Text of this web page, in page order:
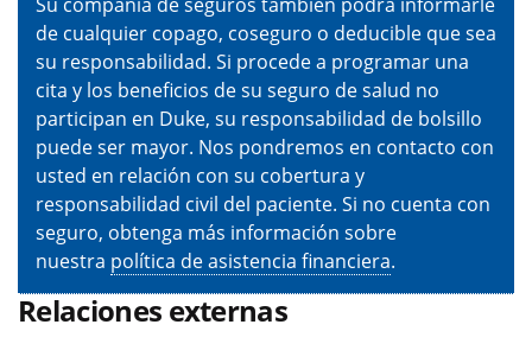
de cualquier copago, coseguro o deducible que sea
su responsabilidad. Si procede a programar una
cita y los beneficios de su seguro de salud no
participan en Duke, su responsabilidad de bolsillo
puede ser mayor. Nos pondremos en contacto con
usted en relación con su cobertura y
responsabilidad civil del paciente. Si no cuenta con
seguro, obtenga más información sobre
nuestra política de asistencia financiera.
Relaciones externas